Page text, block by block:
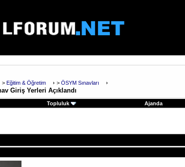
> Eğitim & Öğretim > ÖSYM Sınavları
Giriş Yerleri Açıklandı
Topluluk Ajanda